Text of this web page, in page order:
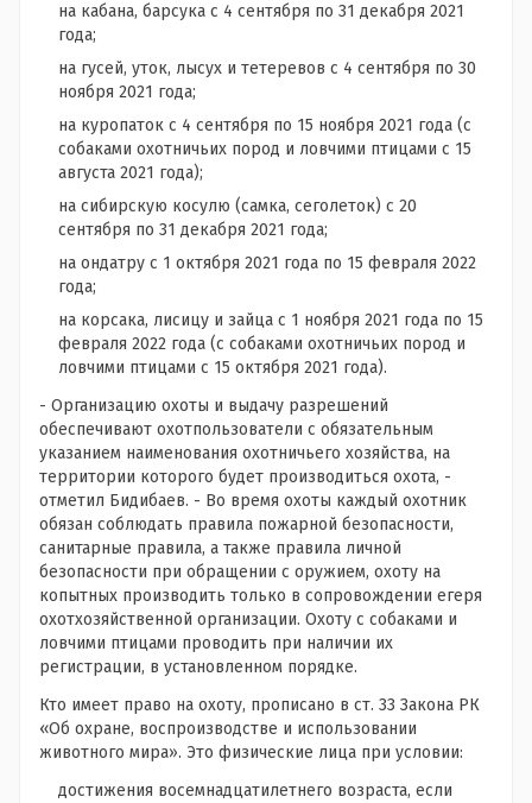
на кабана, барсука с 4 сентября по 31 декабря 2021
года;
на гусей, уток, лысух и тетеревов с 4 сентября по 30
ноября 2021 года;
на куропаток с 4 сентября по 15 ноября 2021 года (с
собаками охотничьих пород и ловчими птицами с 15
августа 2021 года);
на сибирскую косулю (самка, сеголеток) с 20
сентября по 31 декабря 2021 года;
на ондатру с 1 октября 2021 года по 15 февраля 2022
года;
на корсака, лисицу и зайца с 1 ноября 2021 года по 15
февраля 2022 года (с собаками охотничьих пород и
ловчими птицами с 15 октября 2021 года).
- Организацию охоты и выдачу разрешений
обеспечивают охотпользователи с обязательным
указанием наименования охотничьего хозяйства, на
территории которого будет производиться охота, -
отметил Бидибаев. - Во время охоты каждый охотник
обязан соблюдать правила пожарной безопасности,
санитарные правила, а также правила личной
безопасности при обращении с оружием, охоту на
копытных производить только в сопровождении егеря
охотхозяйственной организации. Охоту с собаками и
ловчими птицами проводить при наличии их
регистрации, в установленном порядке.
Кто имеет право на охоту, прописано в ст. 33 Закона РК
«Об охране, воспроизводстве и использовании
животного мира». Это физические лица при условии:
достижения восемнадцатилетнего возраста, если